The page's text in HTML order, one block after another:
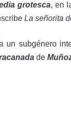
grotesca, en
La señorita
un subgénero
de